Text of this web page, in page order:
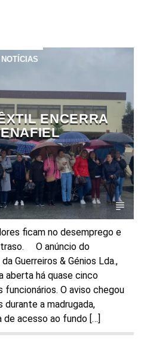
NOTÍCIAS
ENCERRA
ficam no desemprego e
O anúncio do
Guerreiros & Génios Lda.,
aberta há quase cinco
funcionários. O aviso chegou
durante a madrugada,
de acesso ao fundo […]